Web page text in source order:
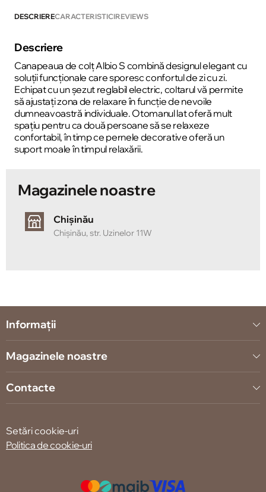
DESCRIERECARACTERISTICIREVIEWS
Descriere
Canapeaua de colț Albio S combină designul elegant cu
soluții funcționale care sporesc confortul de zi cu zi.
Echipat cu un șezut reglabil electric, coltarul vă permite
să ajustați zona de relaxare în funcție de nevoile
dumneavoastră individuale. Otomanul lat oferă mult
spațiu pentru ca două persoane să se relaxeze
confortabil, în timp ce pernele decorative oferă un
suport moale în timpul relaxării.
Magazinele noastre
Chișinău
Chișinău, str. Uzinelor 11W
Informații
Magazinele noastre
Contacte
Setări cookie-uri
Politica de cookie-uri